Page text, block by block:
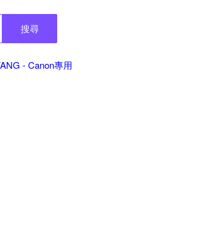
搜尋
- Canon專用